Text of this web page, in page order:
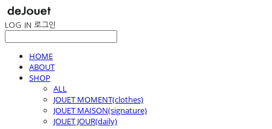
LOG IN 로그인
HOME
ABOUT
SHOP
ALL
JOUET MOMENT(clothes)
JOUET MAISON(signature)
JOUET JOUR(daily)